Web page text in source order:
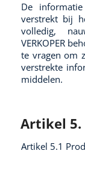
De
verstrekt bij
volledig,
VERKOPER
te vragen om
verstrekte
middelen.
Artikel 5.
Artikel 5.1